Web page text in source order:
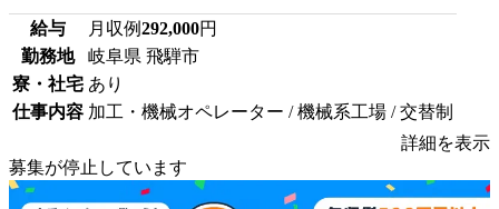
給与 月収例292,000円
勤務地
岐阜県 飛騨市
寮・社宅 あり
仕事内容 加工・機械オペレーター / 機械系工場 / 交替制
詳細を表示
募集が停止しています